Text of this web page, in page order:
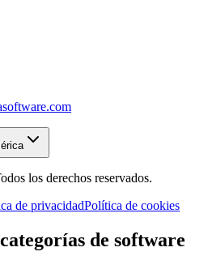
los derechos reservados.
de privacidadPolítica de cookies
de software